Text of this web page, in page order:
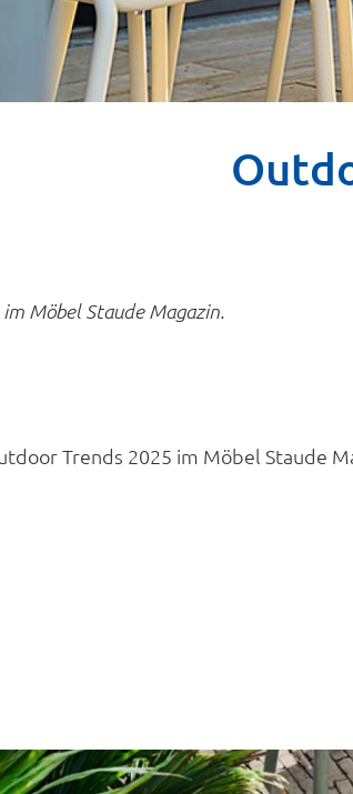
Möbel Staude Magazin.
Trends 2025 im Möbel Staude